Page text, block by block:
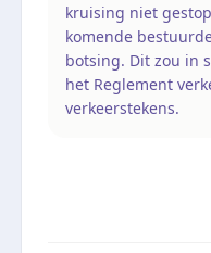
kruising niet
komende
botsing. Dit zou in
het Reglement
verkeerstekens.